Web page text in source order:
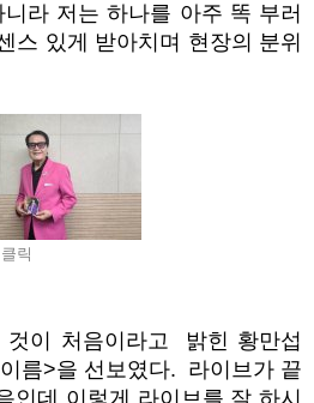
라 저는 하나를 아주 똑 부러
스 있게 받아치며 현장의 분위
릭
것이 처음이라고 밝힌 황만섭
름>을 선보였다. 라이브가 끝
인데 이렇게 라이브를 잘 하시